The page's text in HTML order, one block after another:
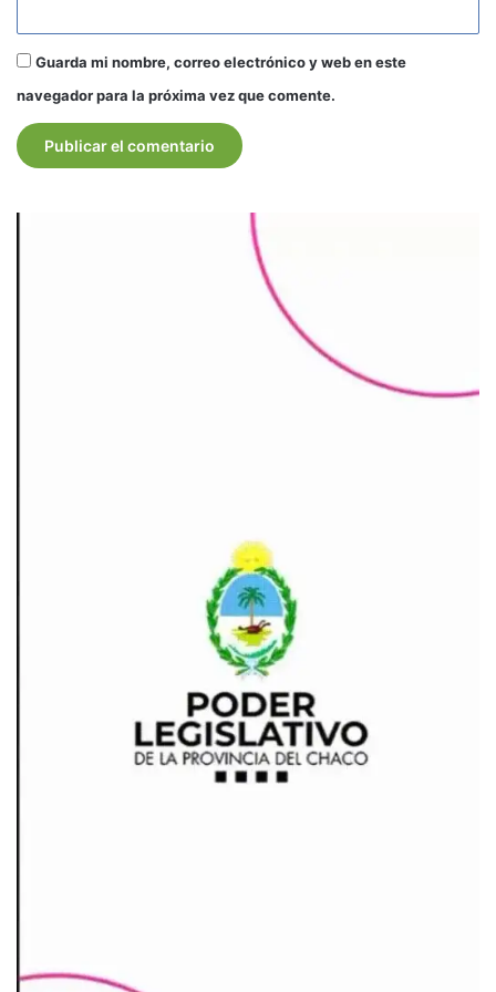
Guarda mi nombre, correo electrónico y web en este
navegador para la próxima vez que comente.